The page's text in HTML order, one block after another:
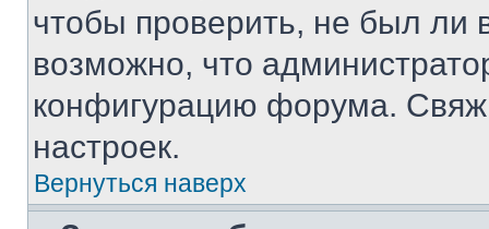
чтобы проверить, не был ли
возможно, что
конфигурацию форума.
настроек.
Вернуться наверх